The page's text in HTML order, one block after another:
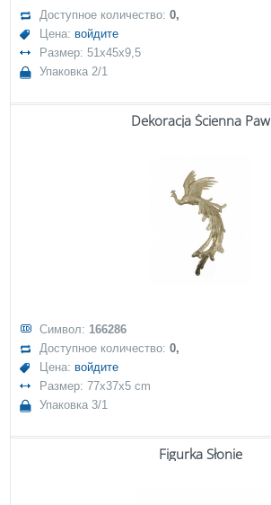
Доступное количество:0,
Цена: войдите
Размер: 51x45x9,5
Упаковка 2/1
Dekoracja Ścienna Paw
Символ: 166286
Доступное количество:0,
Цена: войдите
Размер: 77x37x5 cm
Упаковка 3/1
Figurka Słonie